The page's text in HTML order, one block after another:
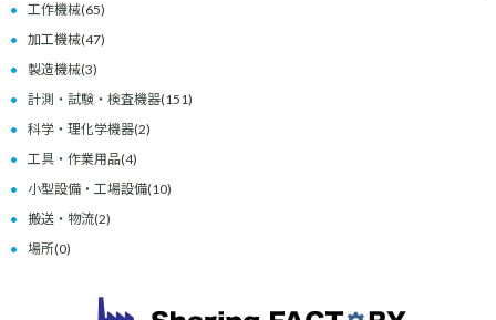
工作機械(65)
加工機械(47)
製造機械(3)
計測・試験・検査機器(151)
科学・理化学機器(2)
工具・作業用品(4)
小型設備・工場設備(10)
搬送・物流(2)
場所(0)